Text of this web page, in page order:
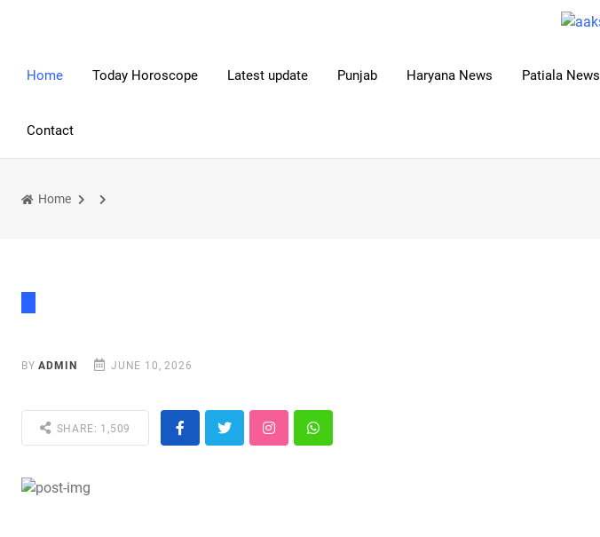
Home Today Horoscope Latest update Punjab Haryana News Patiala News
Contact
Home
BYADMIN JUNE 10, 2026
SHARE: 1,509